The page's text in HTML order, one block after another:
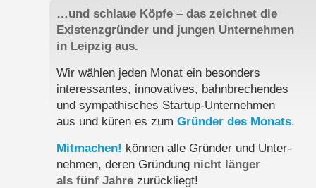
…und schlaue Köpfe – das zeichnet die
Existenzgründer und jungen Unternehmen
in Leipzig aus.
Wir wählen jeden Monat ein besonders
interessantes, innovatives, bahnbrechendes
und sympathisches Startup-Unternehmen
aus und küren es zum Gründer des Monats.
Mitmachen! können alle Gründer und Unter-
nehmen, deren Gründung nicht länger
als fünf Jahre zurückliegt!